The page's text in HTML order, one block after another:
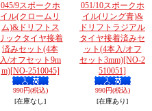
045/9スポークホ
イル(クロームリ
ム)&ドリフトス
ックタイヤ接着
済みセット(4本
入/オフセット9m
m)[NO-2510045]
990円(税込)
[在庫なし]
051/10スポークホ
イル(リング青)&
ドリフトラジアル
タイヤ接着済みセ
ット(4本入/オフ
セット3mm)[NO-2
510051]
990円(税込)
[在庫あり]